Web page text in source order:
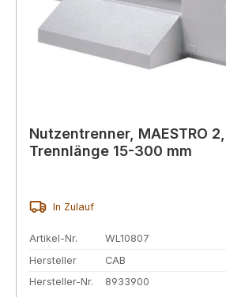
Nutzentrenner, MAESTRO
Trennlänge 15-300 mm
In Zulauf
Artikel-Nr.
WL10807
Hersteller
CAB
Hersteller-Nr.
8933900